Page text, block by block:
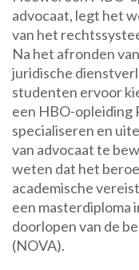
advocaat, legt het
van het
Na het afronden
juridische
studenten ervoor
een HBO-opleiding
specialiseren en
van advocaat te
weten dat het
academische
een masterdiploma
doorlopen van de
(NOVA).